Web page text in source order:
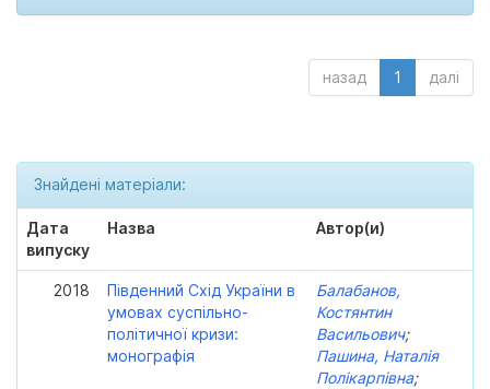
назад 1 далі
Знайдені матеріали:
Дата
випуску
Назва Автор(и)
2018
Південний Схід України в
умовах суспільно-
політичної кризи:
монографія
Балабанов,
Костянтин
Васильович;
Пашина, Наталія
Полікарпівна;